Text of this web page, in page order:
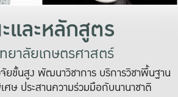
ละหลักสูตร
ยาลัยเกษตรศาสตร์
ขั้นสูง พัฒนาวิชาการ บริการวิชาพื้นฐาน
ศษ ประสานความร่วมมือกับนานาชาติ